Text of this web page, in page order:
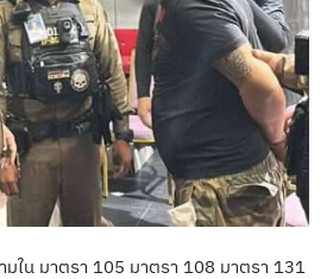
ใน มาตรา 105 มาตรา 108 มาตรา 131